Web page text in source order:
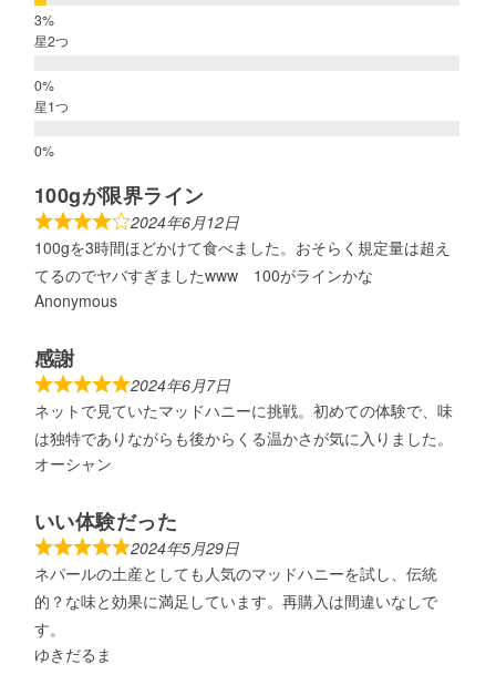
星2つ
星1つ
100gが限界ライン
2024年6月12日
100gを3時間ほどかけて食べました。おそらく規定量は超え
てるのでヤバすぎましたwww 100がラインかな
Anonymous
感謝
2024年6月7日
ネットで見ていたマッドハニーに挑戦。初めての体験で、味
は独特でありながらも後からくる温かさが気に入りました。
オーシャン
いい体験だった
2024年5月29日
ネパールの土産としても人気のマッドハニーを試し、伝統
的？な味と効果に満足しています。再購入は間違いなしで
す。
ゆきだるま